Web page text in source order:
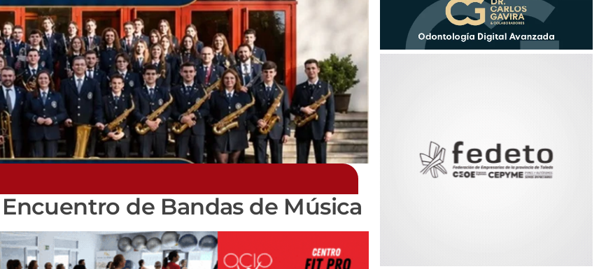
de Bandas de Música